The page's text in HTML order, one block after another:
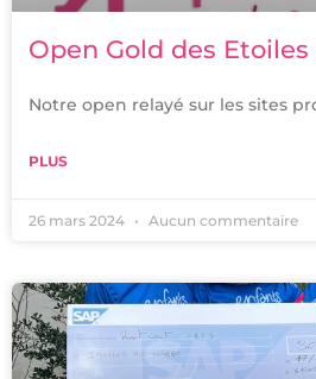
Open Gold des
Notre open relayé sur les sites
PLUS
26 mars 2024 Aucun commentaire